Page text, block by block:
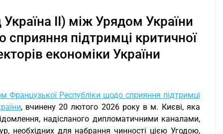
II) між Урядом України
підтримці критичної
економіки України
Французької Республіки щодо сприяння підтримці
, вчинену 20 лютого 2026 року в м. Києві, яка
надісланого дипломатичними каналами,
необхідних для набрання чинності цією Угодою,